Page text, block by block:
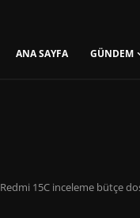
ANA SAYFA GÜNDEM
Redmi 15C inceleme bütçe